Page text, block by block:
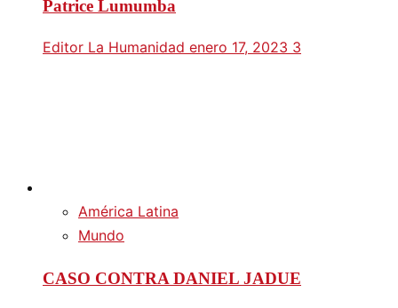
Patrice Lumumba
Editor La Humanidad enero 17, 2023 3
América Latina
Mundo
CASO CONTRA DANIEL JADUE